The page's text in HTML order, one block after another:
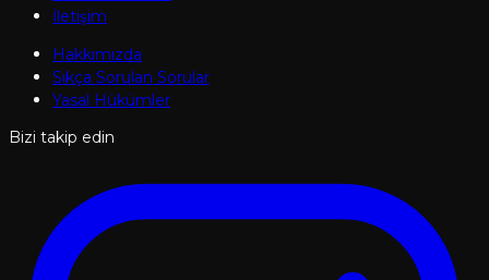
İletişim
Hakkımızda
Sıkça Sorulan Sorular
Yasal Hükümler
Bizi takip edin